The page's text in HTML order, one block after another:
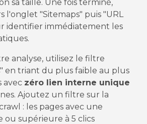
sa taille. Une fois terminé,
l'onglet "Sitemaps" puis "URL
identifier immédiatement les
analyse, utilisez le filtre
en triant du plus faible au plus
avec zéro lien interne unique
Ajoutez un filtre sur la
: les pages avec une
ou supérieure à 5 clics